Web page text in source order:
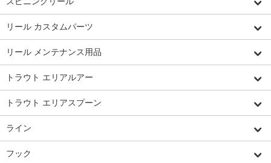
リール カスタムパーツ
リール メンテナンス用品
トラウト エリアルアー
トラウト エリアスプーン
ライン
フック